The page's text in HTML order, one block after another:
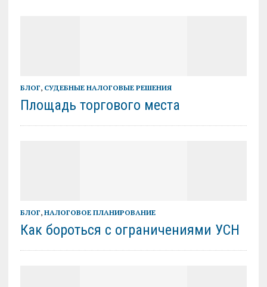
БЛОГ, СУДЕБНЫЕ НАЛОГОВЫЕ РЕШЕНИЯ
Площадь торгового места
БЛОГ, НАЛОГОВОЕ ПЛАНИРОВАНИЕ
Как бороться с ограничениями УСН